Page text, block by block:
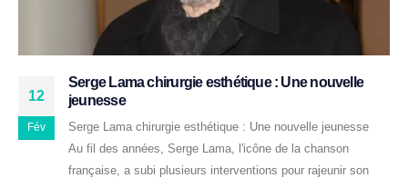
12
Fév
Serge Lama chirurgie esthétique : Une nouvelle
jeunesse
Serge Lama chirurgie esthétique : Une nouvelle jeunesse
Au fil des années, Serge Lama, l'icône de la chanson
française, a subi plusieurs interventions pour rajeunir son